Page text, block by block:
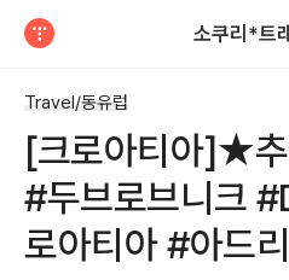
소쿠리*트
Travel/동유럽
[크로아티아]★
#두브로브니크
로아티아 #아드